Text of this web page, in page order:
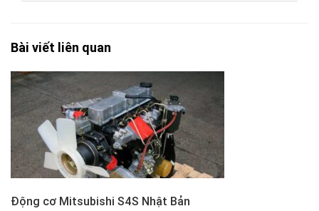
Bài viết liên quan
Động cơ Mitsubishi S4S Nhật Bản